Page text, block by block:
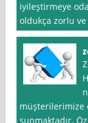
iyileştirmeye
oldukça zorlu ve
müşterilerimize
sunmaktadır.